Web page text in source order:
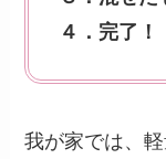
４．完了！
我が家では、